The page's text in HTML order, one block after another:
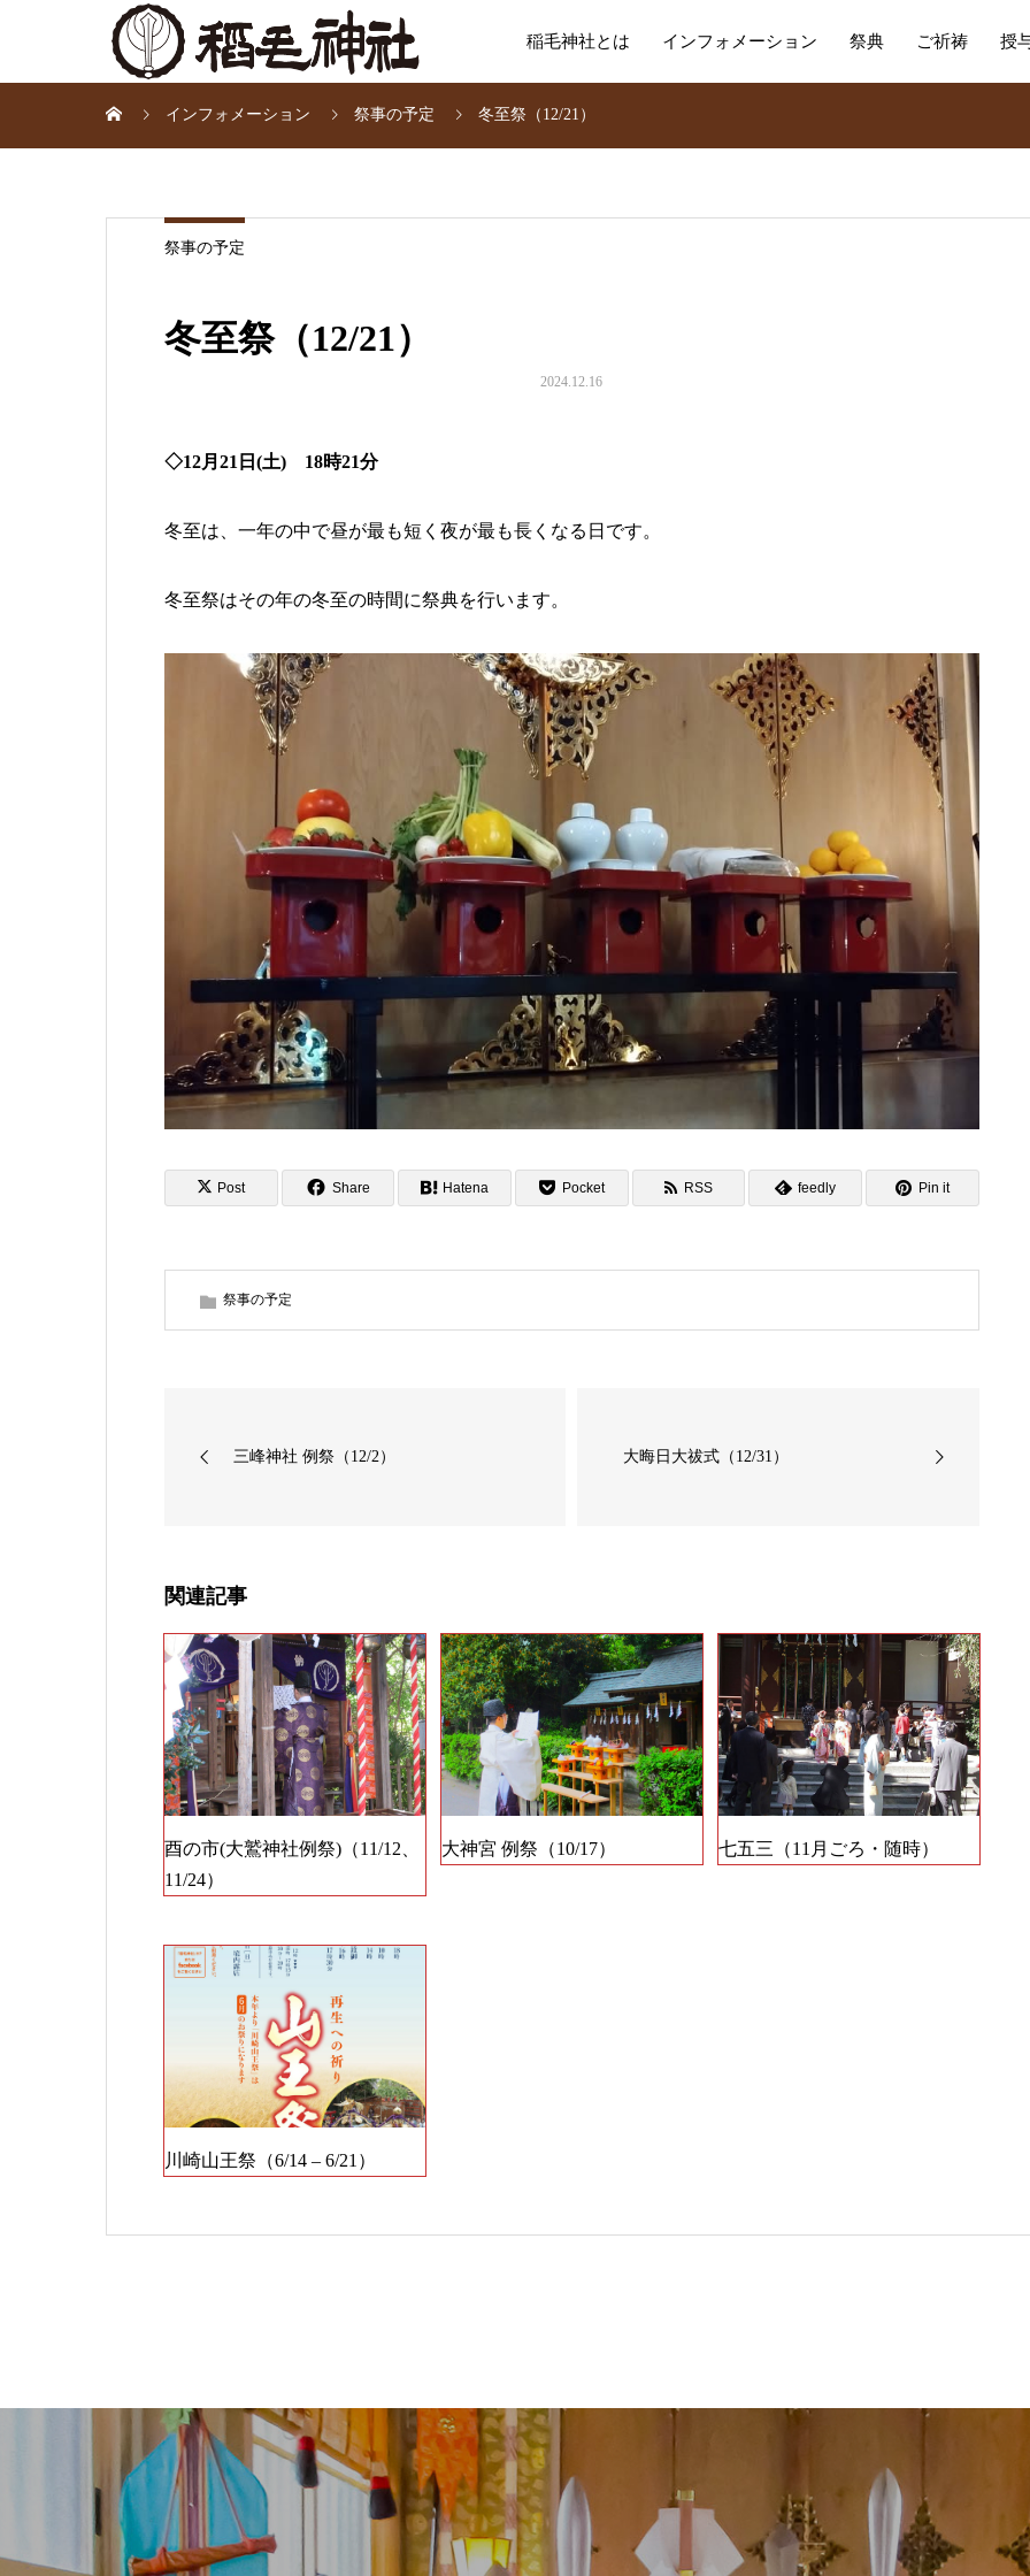
稲毛神社とは インフォメーション 祭典 ご祈祷 授
インフォメーション 祭事の予定 冬至祭（12/21）
祭事の予定
冬至祭（12/21）
2024.12.16
◇12月21日(土) 18時21分
冬至は、一年の中で昼が最も短く夜が最も長くなる日です。
冬至祭はその年の冬至の時間に祭典を行います。
Post Share Hatena Pocket RSS feedly Pin it
祭事の予定
三峰神社 例祭（12/2） 大晦日大祓式（12/31）
関連記事
酉の市(大鷲神社例祭)（11/12、
11/24）
大神宮 例祭（10/17） 七五三（11月ごろ・随時）
川崎山王祭（6/14 – 6/21）